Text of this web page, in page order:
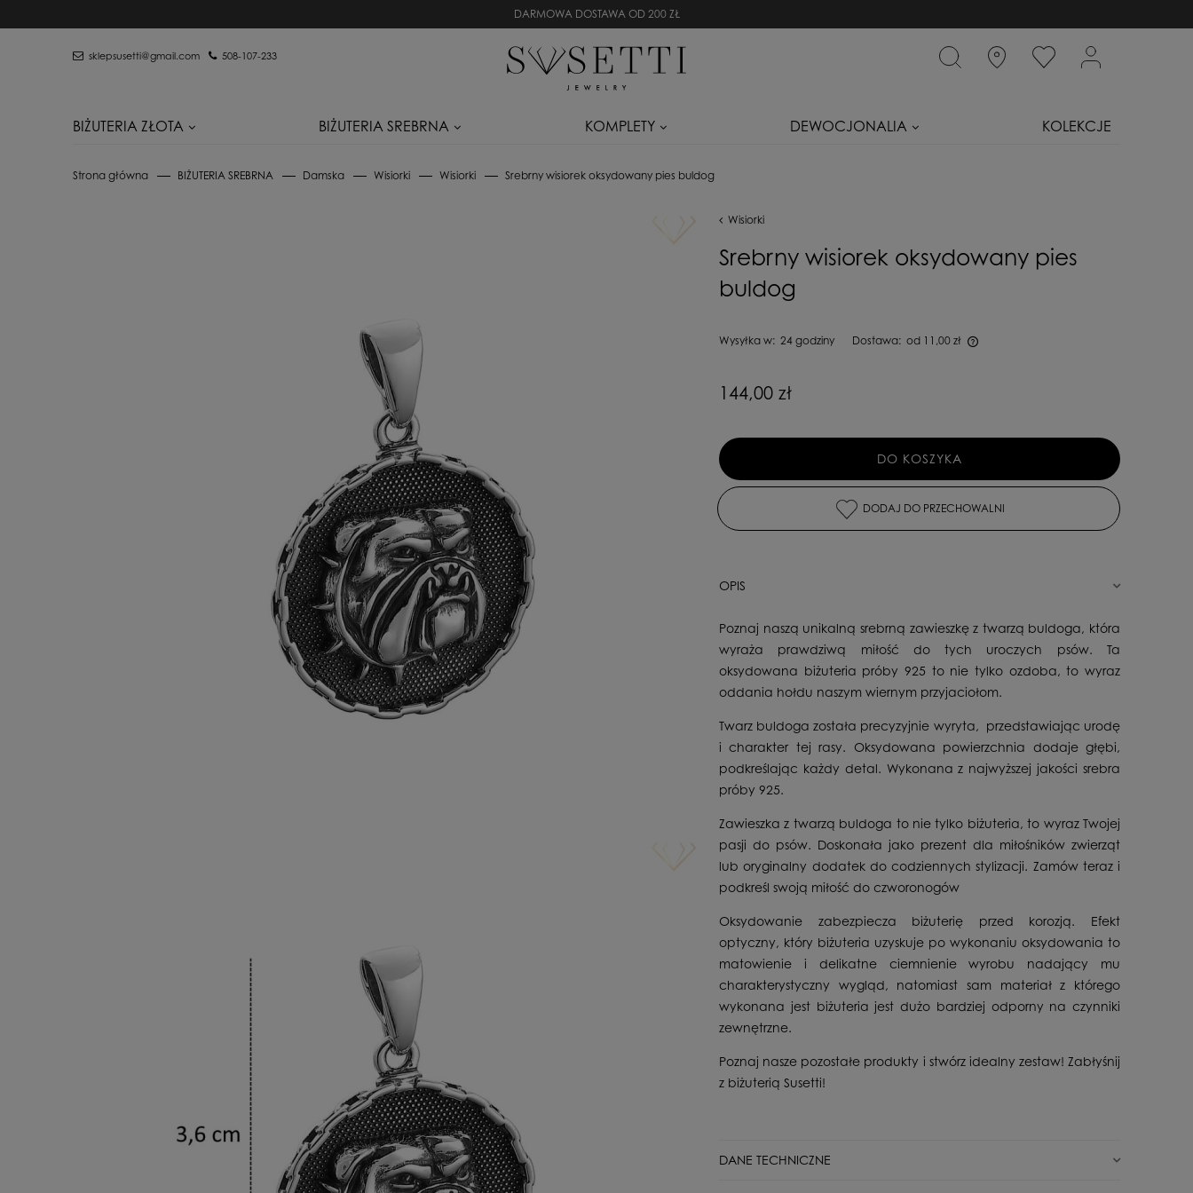
DARMOWA DOSTAWA OD 200 ZŁ
sklepsusetti@gmail.com 508-107-233
BIŻUTERIA ZŁOTA BIŻUTERIA SREBRNA KOMPLETY DEWOCJONALIA KOLEKCJE
Strona główna BIŻUTERIA SREBRNA Damska Wisiorki Wisiorki Srebrny wisiorek oksydowany pies buldog
Wisiorki
Srebrny wisiorek oksydowany pies
buldog
Wysyłka w: 24 godziny Dostawa: od 11,00 zł
144,00 zł
DO KOSZYKA
DODAJ DO PRZECHOWALNI
OPIS
Poznaj naszą unikalną srebrną zawieszkę z twarzą buldoga, która
wyraża prawdziwą miłość do tych uroczych psów. Ta
oksydowana biżuteria próby 925 to nie tylko ozdoba, to wyraz
oddania hołdu naszym wiernym przyjaciołom.
Twarz buldoga została precyzyjnie wyryta, przedstawiając urodę
i charakter tej rasy. Oksydowana powierzchnia dodaje głębi,
podkreślając każdy detal. Wykonana z najwyższej jakości srebra
próby 925.
Zawieszka z twarzą buldoga to nie tylko biżuteria, to wyraz Twojej
pasji do psów. Doskonała jako prezent dla miłośników zwierząt
lub oryginalny dodatek do codziennych stylizacji. Zamów teraz i
podkreśl swoją miłość do czworonogów
Oksydowanie zabezpiecza biżuterię przed korozją. Efekt
optyczny, który biżuteria uzyskuje po wykonaniu oksydowania to
matowienie i delikatne ciemnienie wyrobu nadający mu
charakterystyczny wygląd, natomiast sam materiał z którego
wykonana jest biżuteria jest dużo bardziej odporny na czynniki
zewnętrzne.
Poznaj nasze pozostałe produkty i stwórz idealny zestaw! Zabłyśnij
z biżuterią Susetti!
DANE TECHNICZNE